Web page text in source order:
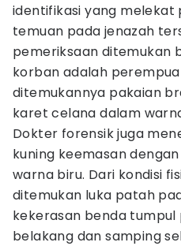
identifikasi yang
temuan pada jenazah
pemeriksaan ditemukan
korban adalah
ditemukannya pakaian
karet celana dalam
Dokter forensik juga
kuning keemasan
warna biru. Dari kondisi
ditemukan luka patah
kekerasan benda tumpul
belakang dan samping